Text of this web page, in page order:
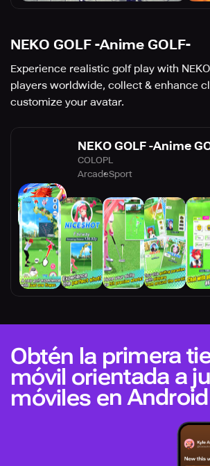
NEKO GOLF -Anime GOLF-
Experience realistic golf play with
players worldwide, collect & enhance
customize your avatar.
NEKO GOLF -Anime
COLOPL
ArcadeSport
Obtén la primera
móvil orientada a
móviles en Android